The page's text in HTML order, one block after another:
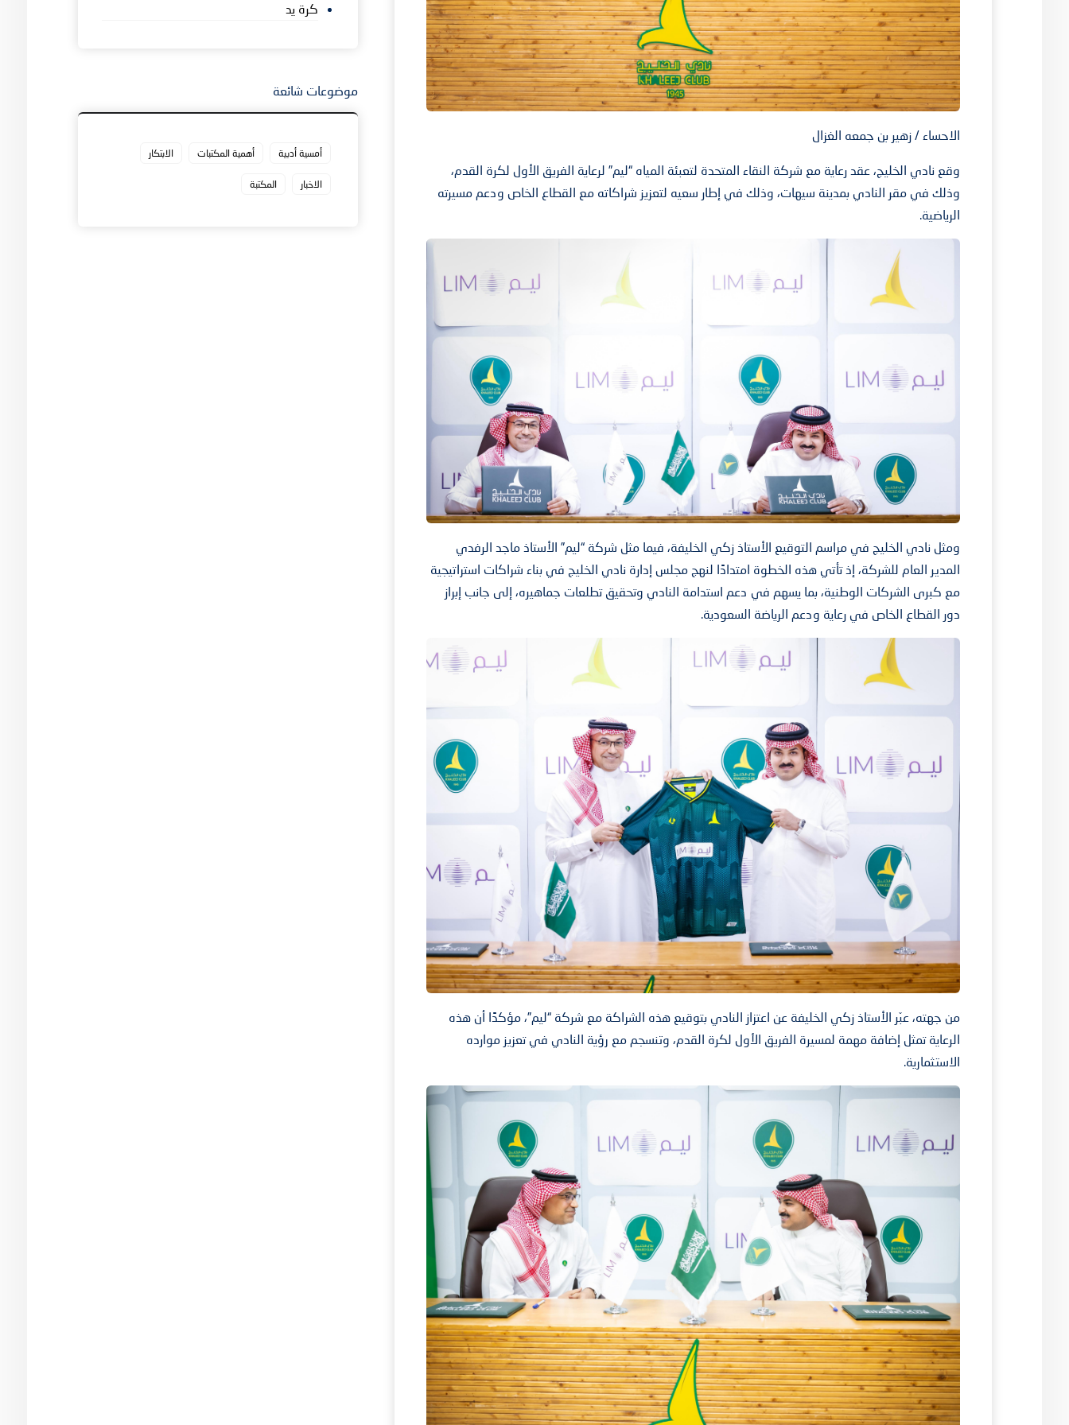
الاحساء / زهير بن جمعه الغزال
وقع نادي الخليج، عقد رعاية مع شركة النقاء المتحدة لتعبئة المياه “ليم” لرعاية الفريق الأول لكرة القدم،
وذلك في مقر النادي بمدينة سيهات، وذلك في إطار سعيه لتعزيز شراكاته مع القطاع الخاص ودعم مسيرته
الرياضية.
ومثل نادي الخليج في مراسم التوقيع الأستاذ زكي الخليفة، فيما مثل شركة “ليم” الأستاذ ماجد الرفدي
المدير العام للشركة، إذ تأتي هذه الخطوة امتدادًا لنهج مجلس إدارة نادي الخليج في بناء شراكات استراتيجية
مع كبرى الشركات الوطنية، بما يسهم في دعم استدامة النادي وتحقيق تطلعات جماهيره، إلى جانب إبراز
دور القطاع الخاص في رعاية ودعم الرياضة السعودية.
من جهته، عبّر الأستاذ زكي الخليفة عن اعتزاز النادي بتوقيع هذه الشراكة مع شركة “ليم”، مؤكدًا أن هذه
الرعاية تمثل إضافة مهمة لمسيرة الفريق الأول لكرة القدم، وتنسجم مع رؤية النادي في تعزيز موارده
الاستثمارية.
كرة يد
موضوعات شائعة
أمسية أدبية أهمية المكتبات الابتكار
الاخبار المكتبة